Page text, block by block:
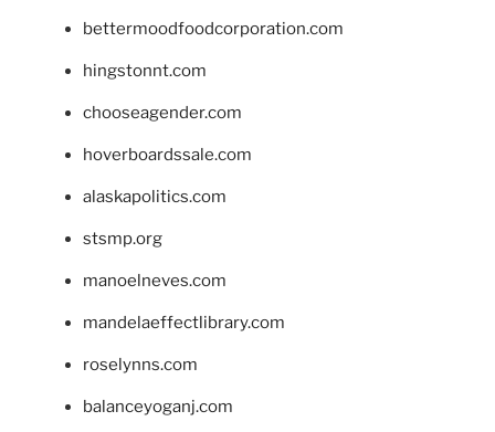
bettermoodfoodcorporation.com
hingstonnt.com
chooseagender.com
hoverboardssale.com
alaskapolitics.com
stsmp.org
manoelneves.com
mandelaeffectlibrary.com
roselynns.com
balanceyoganj.com